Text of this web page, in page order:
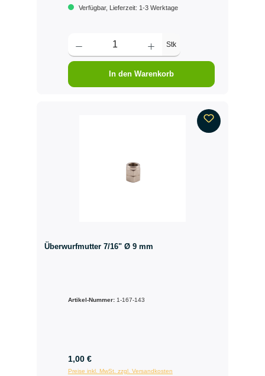
Verfügbar, Lieferzeit: 1-3 Werktage
Stk
In den Warenkorb
Überwurfmutter 7/16" Ø 9 mm
Artikel-Nummer: 1-167-143
1,00 €
Preise inkl. MwSt. zzgl. Versandkosten